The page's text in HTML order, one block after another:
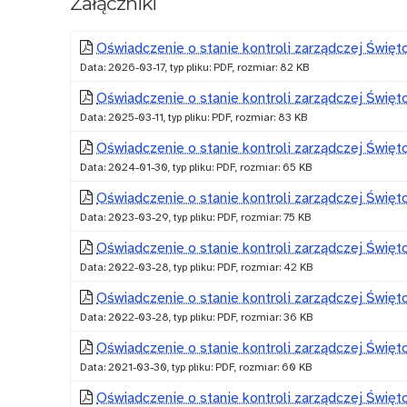
Oświadczenie o stanie kontroli zarządczej
Data: 2026-03-17, typ pliku: PDF, rozmiar: 82 KB
Oświadczenie o stanie kontroli zarządczej
Data: 2025-03-11, typ pliku: PDF, rozmiar: 83 KB
Oświadczenie o stanie kontroli zarządczej
Data: 2024-01-30, typ pliku: PDF, rozmiar: 65 KB
Oświadczenie o stanie kontroli zarządczej
Data: 2023-03-29, typ pliku: PDF, rozmiar: 75 KB
Oświadczenie o stanie kontroli zarządczej
Data: 2022-03-28, typ pliku: PDF, rozmiar: 42 KB
Oświadczenie o stanie kontroli zarządczej
Data: 2022-03-28, typ pliku: PDF, rozmiar: 36 KB
Oświadczenie o stanie kontroli zarządczej
Data: 2021-03-30, typ pliku: PDF, rozmiar: 60 KB
Oświadczenie o stanie kontroli zarządczej